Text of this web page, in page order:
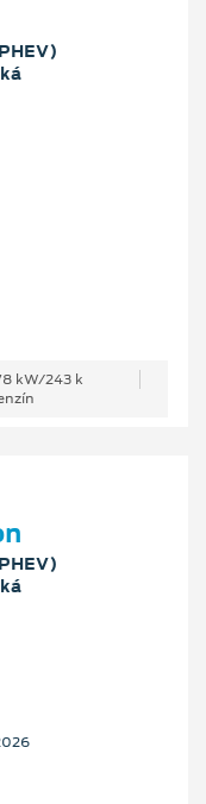
kW/243 k